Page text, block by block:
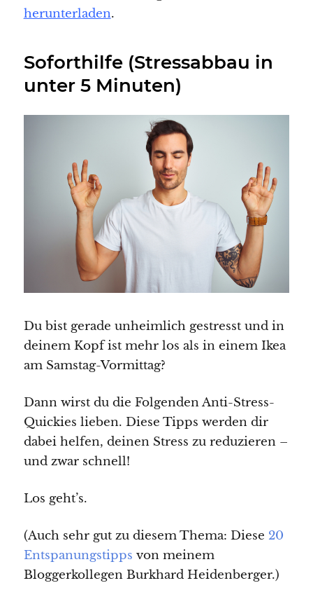
herunterladen.
Soforthilfe (Stressabbau in
unter 5 Minuten)
Du bist gerade unheimlich gestresst und in
deinem Kopf ist mehr los als in einem Ikea
am Samstag-Vormittag?
Dann wirst du die Folgenden Anti-Stress-
Quickies lieben. Diese Tipps werden dir
dabei helfen, deinen Stress zu reduzieren –
und zwar schnell!
Los geht’s.
(Auch sehr gut zu diesem Thema: Diese 20
Entspanungstipps von meinem
Bloggerkollegen Burkhard Heidenberger.)